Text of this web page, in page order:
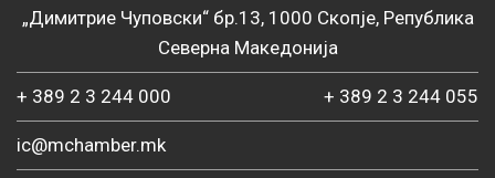
„Димитрие Чуповски“ бр.13, 1000 Скопје, Република
Северна Македонија
+ 389 2 3 244 000 + 389 2 3 244 055
ic@mchamber.mk